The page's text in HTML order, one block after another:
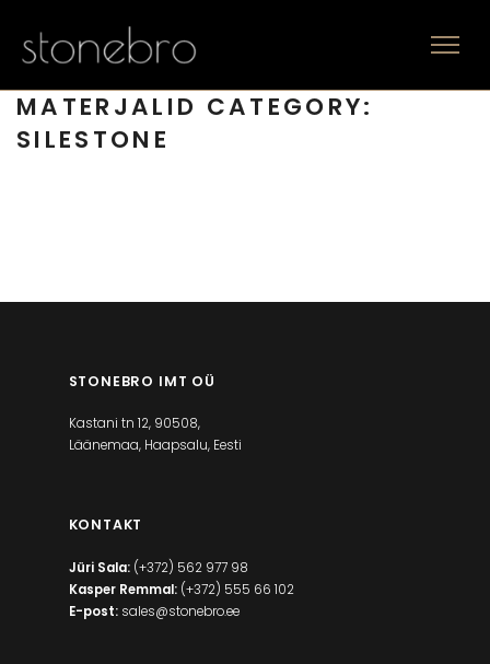
MATERJALID CATEGORY:
SILESTONE
STONEBRO IMT OÜ
Kastani tn 12, 90508,
Läänemaa, Haapsalu, Eesti
KONTAKT
Jüri Sala: (+372) 562 977 98
Kasper Remmal: (+372) 555 66 102
E-post: sales@stonebro.ee